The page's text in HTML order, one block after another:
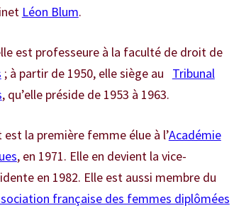
Léon Blum.
est professeure à la faculté de droit de
; à partir de 1950, elle siège au Tribunal
, qu’elle préside de 1953 à 1963.
la première femme élue à l’Académie
, en 1971. Elle en devient la vice-
en 1982. Elle est aussi membre du
française des femmes diplômées